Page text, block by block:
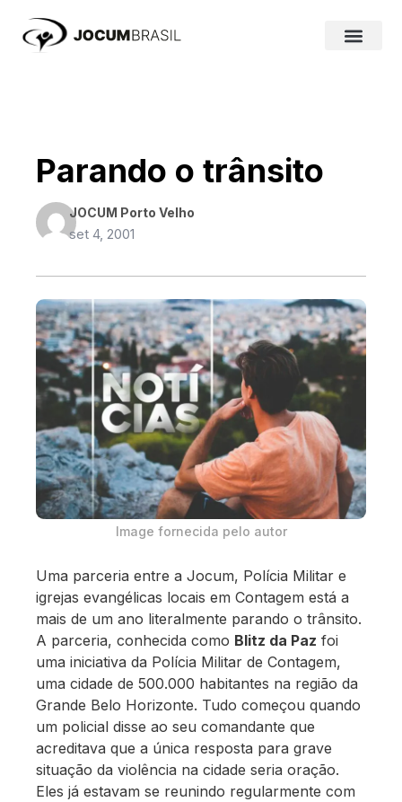
para
Parando o trânsito
JOCUM Porto Velho
set 4, 2001
Image fornecida pelo autor
Uma parceria entre a Jocum, Polícia Militar e
igrejas evangélicas locais em Contagem está a
mais de um ano literalmente parando o trânsito.
A parceria, conhecida como Blitz da Paz foi
uma iniciativa da Polícia Militar de Contagem,
uma cidade de 500.000 habitantes na região da
Grande Belo Horizonte. Tudo começou quando
um policial disse ao seu comandante que
acreditava que a única resposta para grave
situação da violência na cidade seria oração.
Eles já estavam se reunindo regularmente com